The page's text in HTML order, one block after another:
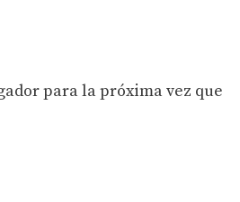
para la próxima vez que